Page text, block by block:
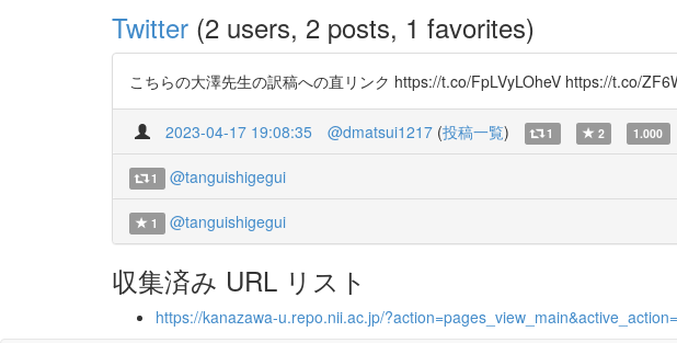
Twitter (2 users, 2 posts, 1 favorites)
こちらの大澤先生の訳稿への直リンク https://t.co/FpLVyLOheV https://t.co/
2023-04-17 19:08:35 @dmatsui1217 (投稿一覧) 1 2 1.000
1 @tanguishigegui
1 @tanguishigegui
収集済み URL リスト
https://kanazawa-u.repo.nii.ac.jp/